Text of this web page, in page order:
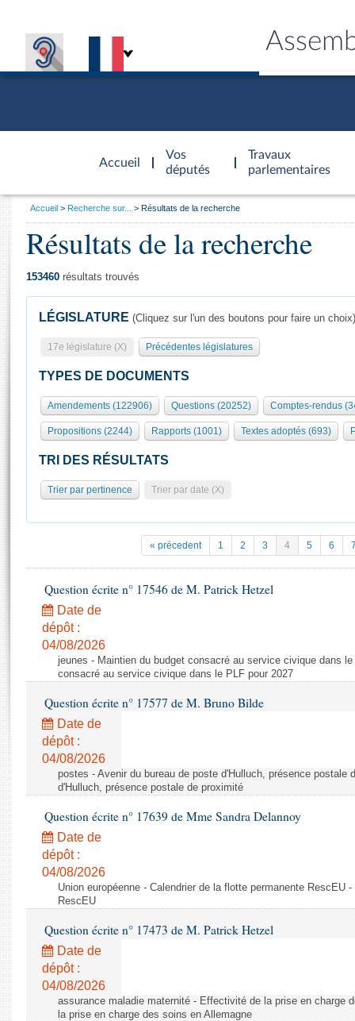
Accueil
d'accueil
Vos
députés
Travaux
parlementaires
Présidence
577 députés
Groupes politiques
Séance publique
Commissions et autres organes
Europe et International
Pétitions
Projets de loi
Propositions de loi
Amendements
Textes adoptés
Rapports législatifs
Rapports sur l'application des lois
Baromètre de l’application des lois
Dossiers législatifs
Budget et sécurité sociale
Questions écrites et orales
Comptes rendus des débats
Général
Rôle et pouvoirs de l'Assemblée
Organisation de l'Assemblée
Présidence Conférence des Présidents Bureau Collège des
Statistiques et chiffres clés
Documents de référence
( Constitution | Règlement de l'Assemblée ... )
Histoire
Juniors
Anciennes législatures
Visiter l'Assemblée
Visite virtuelle du palais Bourbon
Assister à une séance
Contacts et plan d'accès
Photos libres de droit
Vous
Accueil Recherche sur... Résultats de la recherche
Résultats de la recherche
153460 résultats trouvés
LÉGISLATURE (Cliquez sur l'un des boutons pour faire un choix)
17e législature (X) Précédentes législatures
TYPES DE DOCUMENTS
Amendements (122906) Questions (20252) Comptes-rendus
Propositions (2244) Rapports (1001) Textes adoptés (693)
TRI DES RÉSULTATS
Trier par pertinence Trier par date (X)
« précedent 1 2 3 4 5 6
Question écrite n° 17546 de M. Patrick Hetzel
Date de
dépôt :
04/08/2026
jeunes - Maintien du budget consacré au service civique dans
consacré au service civique dans le PLF pour 2027
Question écrite n° 17577 de M. Bruno Bilde
Date de
dépôt :
04/08/2026
postes - Avenir du bureau de poste d'Hulluch, présence postale
d'Hulluch, présence postale de proximité
Question écrite n° 17639 de Mme Sandra Delannoy
Date de
dépôt :
04/08/2026
Union européenne - Calendrier de la flotte permanente RescEU
RescEU
Question écrite n° 17473 de M. Patrick Hetzel
Date de
dépôt :
04/08/2026
assurance maladie maternité - Effectivité de la prise en charge
la prise en charge des soins en Allemagne